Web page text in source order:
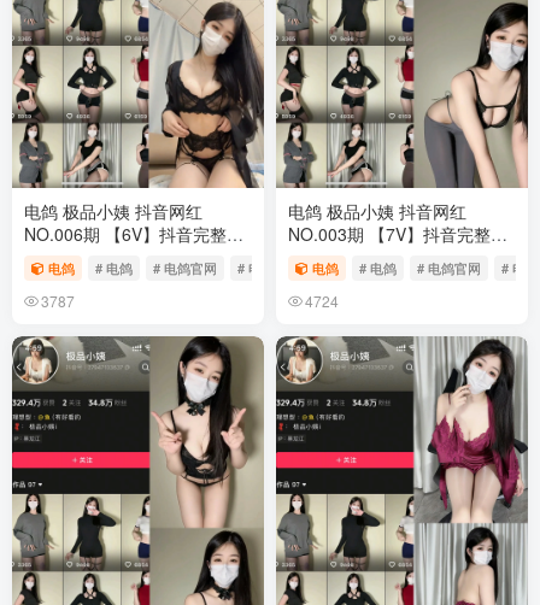
电鸽 极品小姨 抖音网红
NO.006期 【6V】抖音完整版
合集电鸽 # 电鸽 # 电鸽官网 # 电鸽app
3787
电鸽 极品小姨 抖音网红
NO.003期 【7V】抖音完整版
合集电鸽 # 电鸽 # 电鸽官网 # 电
4724